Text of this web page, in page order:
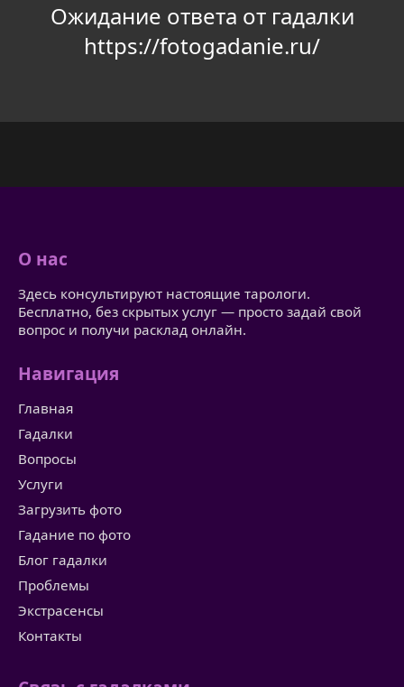
Ожидание ответа от гадалки
https://fotogadanie.ru/
О нас
Здесь консультируют настоящие тарологи.
Бесплатно, без скрытых услуг — просто задай свой
вопрос и получи расклад онлайн.
Навигация
Главная
Гадалки
Вопросы
Услуги
Загрузить фото
Гадание по фото
Блог гадалки
Проблемы
Экстрасенсы
Контакты